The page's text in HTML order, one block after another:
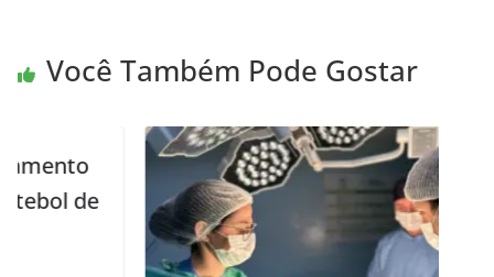
Você Também Pode Gostar